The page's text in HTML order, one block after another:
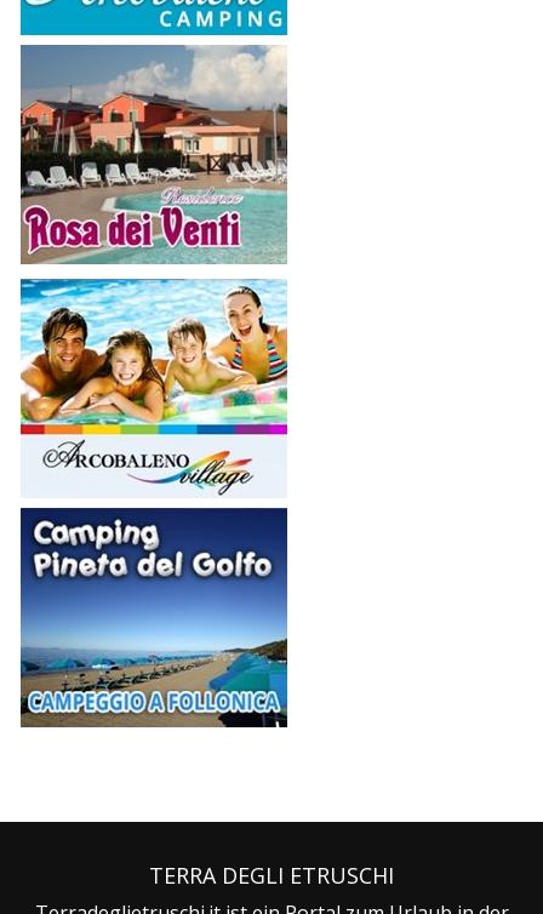
TERRA DEGLI ETRUSCHI